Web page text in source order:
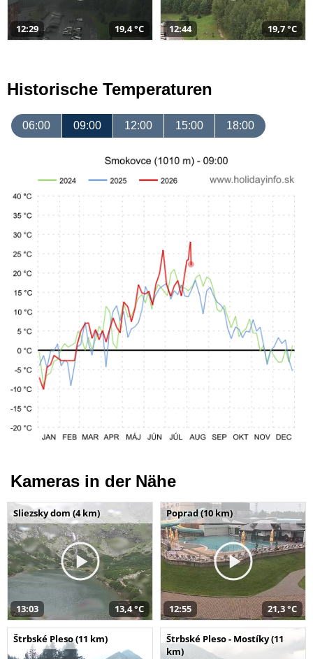
12:29 19,4 °C 12:44 19,7 °C
Historische Temperaturen
06:00 09:00 12:00 15:00 18:00
Kameras in der Nähe
Sliezsky dom (4 km)
13:03 13,4 °C
Poprad (10 km)
12:55 21,3 °C
Štrbské Pleso (11 km)
Štrbské Pleso - Mostíky (11
km)